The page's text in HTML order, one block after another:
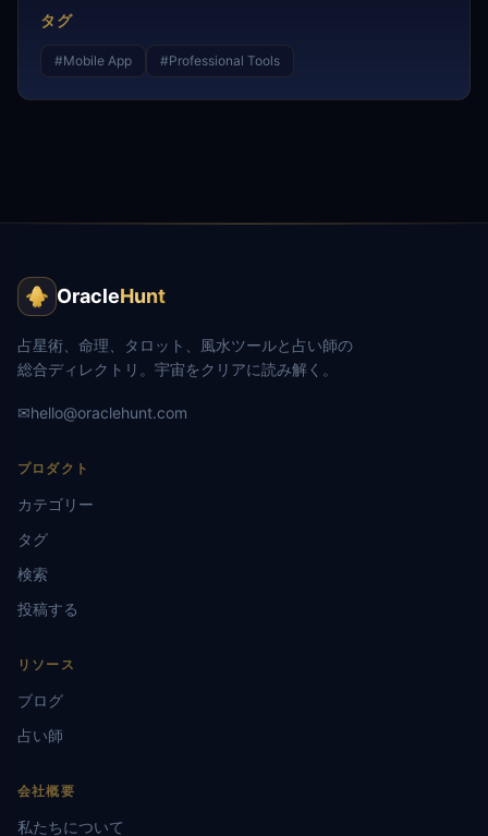
タグ
#Mobile App #Professional Tools
OracleHunt
占星術、命理、タロット、風水ツールと占い師の
総合ディレクトリ。宇宙をクリアに読み解く。
✉hello@oraclehunt.com
プロダクト
カテゴリー
タグ
検索
投稿する
リソース
ブログ
占い師
会社概要
私たちについて